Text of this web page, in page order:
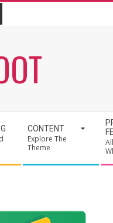
CONTENT
Explore The
Theme